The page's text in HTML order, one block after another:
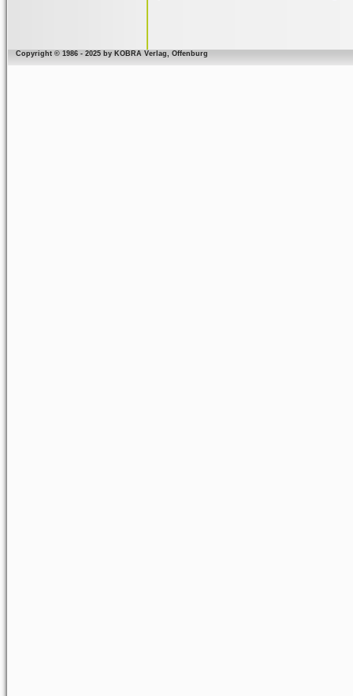
Copyright © 1986 - 2025 by KOBRA Verlag, Offenburg